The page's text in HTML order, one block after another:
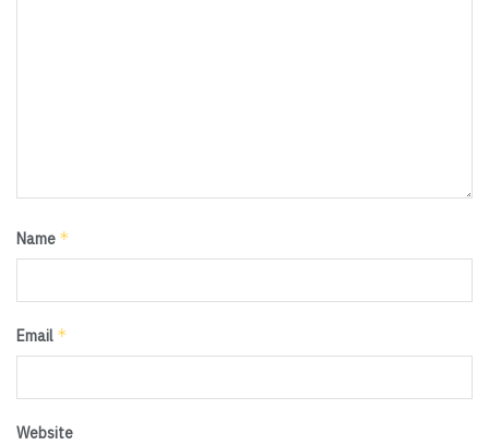
Name *
Email *
Website